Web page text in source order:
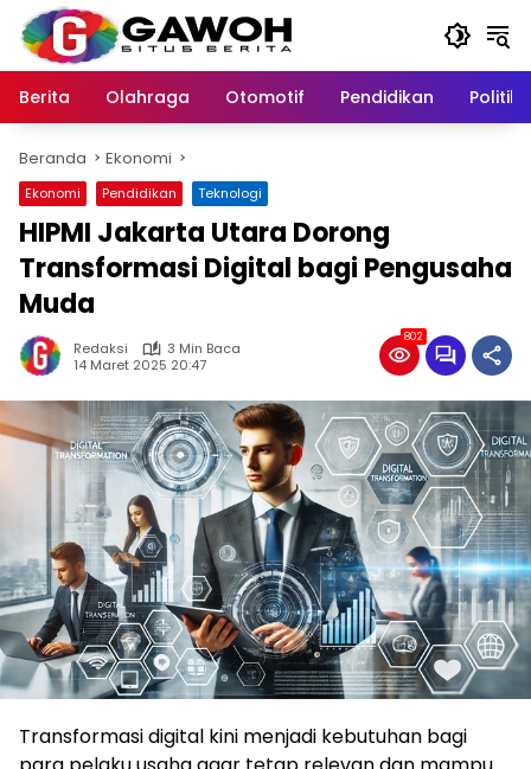
Langsung
konten
Berita
Olahraga Otomotif Pendidikan Politik
Beranda Ekonomi
Ekonomi Pendidikan Teknologi
HIPMI Jakarta Utara Dorong
Transformasi Digital bagi Pengusaha
Muda
Redaksi
3 Min Baca
14 Maret 2025 20:47
802
Transformasi digital kini menjadi kebutuhan bagi